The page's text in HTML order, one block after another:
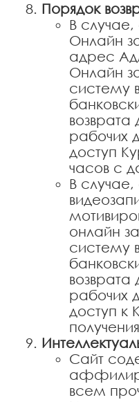
Порядок
В
Онлайн
адрес
Онлайн
систему
возврата
рабочих
доступ
часов с
В
онлайн
систему
возврата
рабочих
доступ к
Сайт
всем